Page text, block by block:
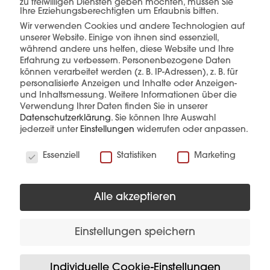
mehr erfahren
Diese Produkte könnten Sie auch
zu freiwilligen Diensten geben möchten, müssen Sie
Ihre Erziehungsberechtigten um Erlaubnis bitten.
Wir verwenden Cookies und andere Technologien auf
unserer Website. Einige von ihnen sind essenziell,
während andere uns helfen, diese Website und Ihre
Erfahrung zu verbessern. Personenbezogene Daten
können verarbeitet werden (z. B. IP-Adressen), z. B. für
personalisierte Anzeigen und Inhalte oder Anzeigen-
und Inhaltsmessung. Weitere Informationen über die
Verwendung Ihrer Daten finden Sie in unserer
Datenschutzerklärung. Sie können Ihre Auswahl
jederzeit unter Einstellungen widerrufen oder anpassen.
Essenziell
Statistiken Marketing
Alle akzeptieren
Einstellungen speichern
Individuelle Cookie-Einstellungen